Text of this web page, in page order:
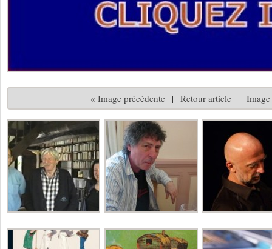
« Image précédente | Retour article |